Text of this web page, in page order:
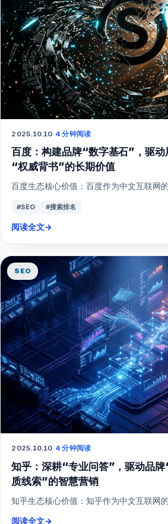
2025.10.10·4 分钟阅读
百度：构建品牌“数字基石”，驱
“权威背书”的长期价值
百度生态核心价值：百度作为中文互联网
#SEO #搜索排名
阅读全文→
SEO
2025.10.10·4 分钟阅读
知乎：深耕“专业问答”，驱动品
质线索”的智慧营销
知乎生态核心价值：知乎作为中文互联网
阅读全文→